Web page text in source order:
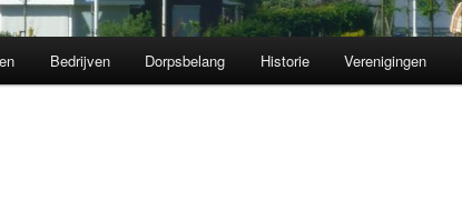
Bedrijven Dorpsbelang Historie Verenigingen